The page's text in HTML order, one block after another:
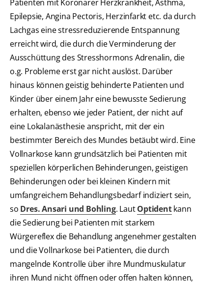
Patienten mit Koronarer Herzkrankheit, Asthma,
Epilepsie, Angina Pectoris, Herzinfarkt etc. da durch
Lachgas eine stressreduzierende Entspannung
erreicht wird, die durch die Verminderung der
Ausschüttung des Stresshormons Adrenalin, die
o.g. Probleme erst gar nicht auslöst. Darüber
hinaus können geistig behinderte Patienten und
Kinder über einem Jahr eine bewusste Sedierung
erhalten, ebenso wie jeder Patient, der nicht auf
eine Lokalanästhesie anspricht, mit der ein
bestimmter Bereich des Mundes betäubt wird. Eine
Vollnarkose kann grundsätzlich bei Patienten mit
speziellen körperlichen Behinderungen, geistigen
Behinderungen oder bei kleinen Kindern mit
umfangreichem Behandlungsbedarf indiziert sein,
so Dres. Ansari und Bohling. LautOptidentkann
die Sedierung bei Patienten mit starkem
Würgereflex die Behandlung angenehmer gestalten
und die Vollnarkose bei Patienten, die durch
mangelnde Kontrolle über ihre Mundmuskulatur
ihren Mund nicht öffnen oder offen halten können,